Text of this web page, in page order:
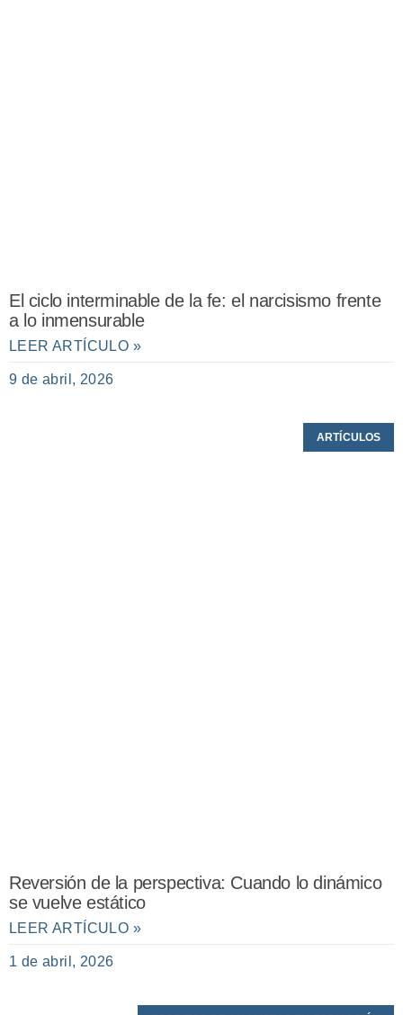
El ciclo interminable de la fe: el narcisismo frente
a lo inmensurable
LEER ARTÍCULO »
9 de abril, 2026
ARTÍCULOS
Reversión de la perspectiva: Cuando lo dinámico
se vuelve estático
LEER ARTÍCULO »
1 de abril, 2026